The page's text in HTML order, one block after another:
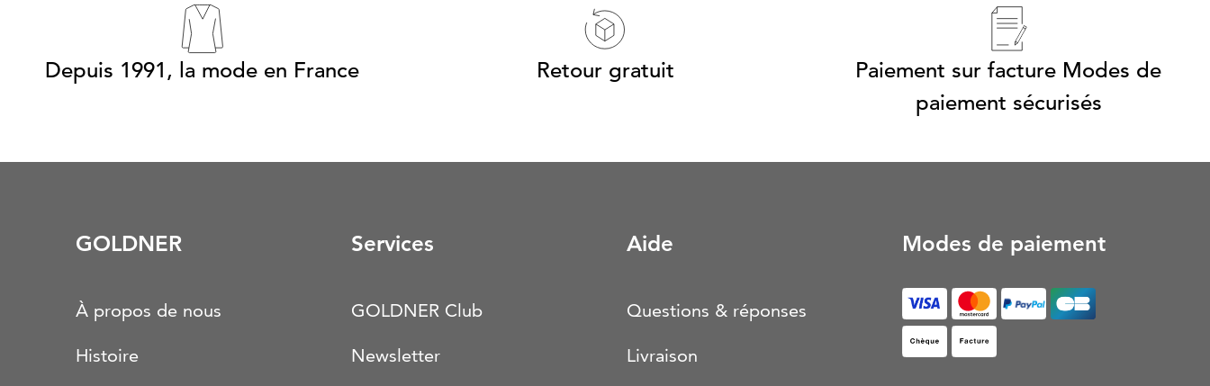
Depuis 1991, la mode en France Retour gratuit
Paiement sur facture Modes de
paiement sécurisés
GOLDNER
À propos de nous
Histoire
Services
GOLDNER Club
Newsletter
Aide
Questions & réponses
Livraison
Modes de paiement
Facture (S’ouvre dans un nouvel onglet)